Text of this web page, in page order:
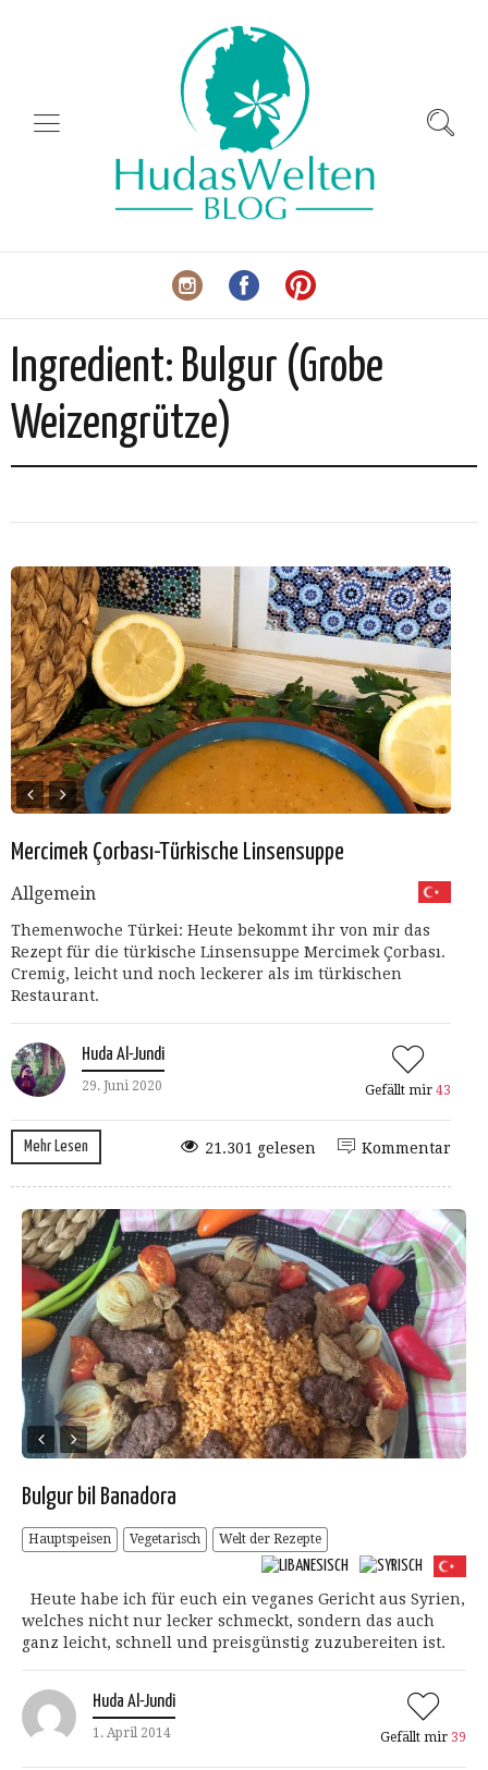
Ingredient: Bulgur (Grobe
Weizengrütze)
Mercimek Çorbası-Türkische Linsensuppe
Allgemein
Themenwoche Türkei: Heute bekommt ihr von mir das
Rezept für die türkische Linsensuppe Mercimek Çorbası.
Cremig, leicht und noch leckerer als im türkischen
Restaurant.
Huda Al-Jundi
29. Juni 2020 Gefällt mir 43
Mehr Lesen Kommentar
21.301 gelesen
Bulgur bil Banadora
Hauptspeisen Vegetarisch Welt der Rezepte
Heute habe ich für euch ein veganes Gericht aus Syrien,
welches nicht nur lecker schmeckt, sondern das auch
ganz leicht, schnell und preisgünstig zuzubereiten ist.
Huda Al-Jundi
1. April 2014 Gefällt mir 39